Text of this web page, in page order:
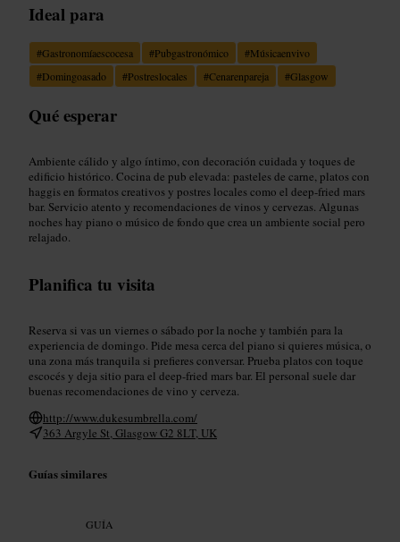
Ideal para
#Gastronomíaescocesa #Pubgastronómico #Músicaenvivo
#Domingoasado #Postreslocales #Cenarenpareja #Glasgow
Qué esperar
Ambiente cálido y algo íntimo, con decoración cuidada y toques de
edificio histórico. Cocina de pub elevada: pasteles de carne, platos con
haggis en formatos creativos y postres locales como el deep-fried mars
bar. Servicio atento y recomendaciones de vinos y cervezas. Algunas
noches hay piano o músico de fondo que crea un ambiente social pero
relajado.
Planifica tu visita
Reserva si vas un viernes o sábado por la noche y también para la
experiencia de domingo. Pide mesa cerca del piano si quieres música, o
una zona más tranquila si prefieres conversar. Prueba platos con toque
escocés y deja sitio para el deep-fried mars bar. El personal suele dar
buenas recomendaciones de vino y cerveza.
http://www.dukesumbrella.com/
363 Argyle St, Glasgow G2 8LT, UK
Guías similares
GUÍA